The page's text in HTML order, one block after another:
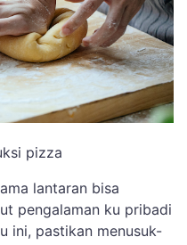
pizza
lantaran bisa
pengalaman ku pribadi
ini, pastikan menusuk-